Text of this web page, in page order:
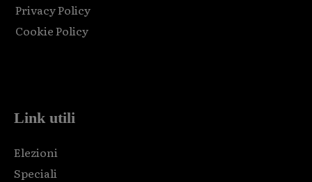
Privacy Policy
Cookie Policy
Link utili
Elezioni
Speciali